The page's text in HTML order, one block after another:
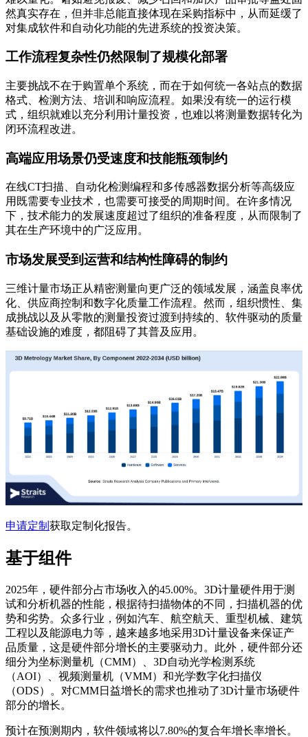
然真实存在，但并非总能直接体现在采购指标中，从而延缓了
对集成软件和自动化功能的先进系统的投资决策。
工作流程复杂性仍然限制了规模化部署
主要挑战不在于购置单个系统，而在于如何统一各站点的数据
格式、检测方法、培训和响应流程。如果没有统一的运行模
式，组织就难以充分利用计量投资，也难以将测量数据转化为
闭环流程改进。
高端应用场景仍受速度和技能瓶颈制约
在线CT扫描、自动化检测编程和多传感器数据分析等高级应
用既需要专业技术，也需要可接受的周期时间。在许多情况
下，技术能力的发展速度超过了组织的准备程度，从而限制了
其在生产环境中的广泛应用。
市场发展受到运营和结构性障碍的制约
三维计量市场正从精密测量向更广泛的领域发展，涵盖良率优
化、供应商控制和数字化质量工作流程。然而，组织惯性、集
成挑战以及从零散的测量投资过渡到持续的、软件驱动的质量
基础设施的难度，都阻碍了其普及应用。
申请定制 获取定制化报告。
基于组件
2025年，硬件部分占市场收入的45.00%。3D计量硬件用于测
试和分析机器的性能，根据待扫描物体的不同，扫描机器的优
势和劣势。众多行业，例如汽车、航空航天、重型机械、建筑
工程以及能源电力等，越来越多地采用3D计量设备来保证产
品质量，这是硬件部分增长的主要驱动力。此外，硬件部分还
细分为坐标测量机（CMM）、3D自动光学检测系统
（AOI）、视频测量机（VMM）和光学数字化扫描仪
（ODS）。对CMM日益增长的需求也推动了3D计量市场硬件
部分的增长。
预计在预测期内，软件领域将以7.80%的复合年增长率增长。